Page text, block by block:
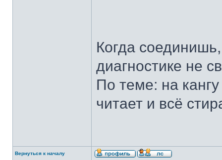
Когда
диагностике не
По теме: на
читает и всё
Вернуться к началу